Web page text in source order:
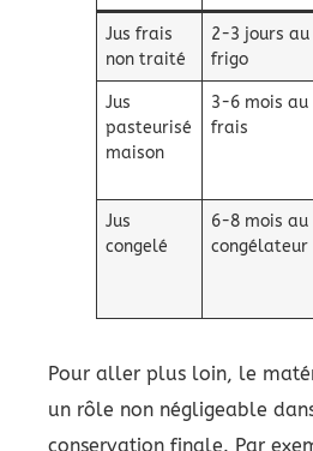
Jus frais
non traité
2-3 jours au
frigo
Jus
pasteurisé
maison
3-6 mois au
frais
Jus
congelé
6-8 mois au
congélateur
Pour aller plus loin, le
un rôle non négligeable
conservation finale. Par